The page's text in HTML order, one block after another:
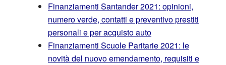
Finanziamenti Santander 2021: opinioni,
numero verde, contatti e preventivo prestiti
personali e per acquisto auto
Finanziamenti Scuole Paritarie 2021: le
novità del nuovo emendamento, requisiti e